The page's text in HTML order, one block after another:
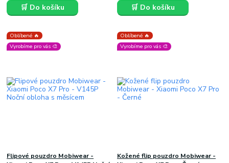
🛒 Do košíku 🛒 Do košíku
Oblíbené 🔥
Vyrobíme pro vás 🎨
Flipové pouzdro Mobiwear -
Oblíbené 🔥
Vyrobíme pro vás 🎨
Kožené flip pouzdro Mobiwear -